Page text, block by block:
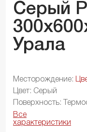
Серый
Урала
Месторождение:
Цвет: Серый
Поверхность:
Все
характеристики